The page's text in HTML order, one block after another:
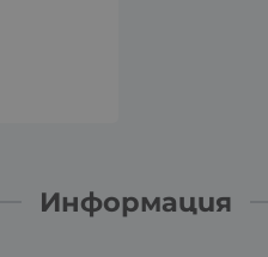
Информация